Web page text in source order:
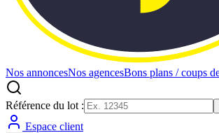
Nos annoncesNos agencesBons plans / coups
Référence du lot :
Espace client